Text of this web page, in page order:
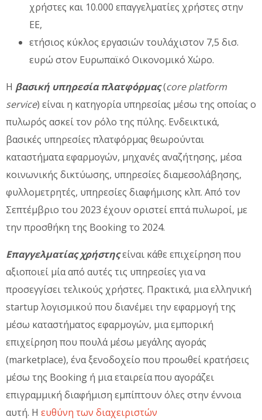
χρήστες και 10.000 επαγγελματίες χρήστες στην
ΕΕ,
ετήσιος κύκλος εργασιών τουλάχιστον 7,5 δισ.
ευρώ στον Ευρωπαϊκό Οικονομικό Χώρο.
Η βασική υπηρεσία πλατφόρμας(core platform
service) είναι η κατηγορία υπηρεσίας μέσω της οποίας ο
πυλωρός ασκεί τον ρόλο της πύλης. Ενδεικτικά,
βασικές υπηρεσίες πλατφόρμας θεωρούνται
καταστήματα εφαρμογών, μηχανές αναζήτησης, μέσα
κοινωνικής δικτύωσης, υπηρεσίες διαμεσολάβησης,
φυλλομετρητές, υπηρεσίες διαφήμισης κλπ. Από τον
Σεπτέμβριο του 2023 έχουν οριστεί επτά πυλωροί, με
την προσθήκη της Booking το 2024.
Επαγγελματίας χρήστηςείναι κάθε επιχείρηση που
αξιοποιεί μία από αυτές τις υπηρεσίες για να
προσεγγίσει τελικούς χρήστες. Πρακτικά, μια ελληνική
startup λογισμικού που διανέμει την εφαρμογή της
μέσω καταστήματος εφαρμογών, μια εμπορική
επιχείρηση που πουλά μέσω μεγάλης αγοράς
(marketplace), ένα ξενοδοχείο που προωθεί κρατήσεις
μέσω της Booking ή μια εταιρεία που αγοράζει
επιγραμμική διαφήμιση εμπίπτουν όλες στην έννοια
αυτή. Η ευθύνη των διαχειριστών